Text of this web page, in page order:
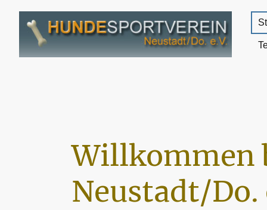
Willkommen
Neustadt/Do.